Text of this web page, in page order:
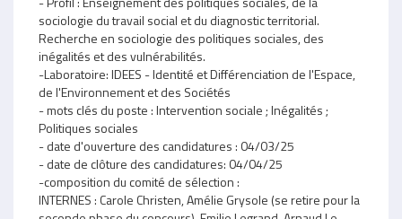
sociologie du travail social et du diagnostic territorial.
Recherche en sociologie des politiques sociales, des
inégalités et des vulnérabilités.
-Laboratoire: IDEES - Identité et Différenciation de l'Espace,
de l'Environnement et des Sociétés
- mots clés du poste : Intervention sociale ; Inégalités ;
Politiques sociales
- date d'ouverture des candidatures : 04/03/25
- date de clôture des candidatures: 04/04/25
-composition du comité de sélection :
INTERNES : Carole Christen, Amélie Grysole (se retire pour la